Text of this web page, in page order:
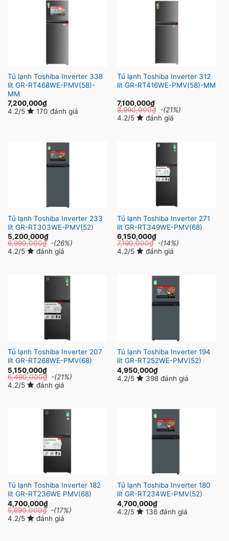
Tủ lạnh Toshiba Inverter 338
lít GR-RT468WE-PMV(58)-
MM
7,200,000₫
4.2/5
170 đánh giá
Tủ lạnh Toshiba Inverter 312
lít GR-RT416WE-PMV(58)-MM
7,100,000₫
8,990,000₫ -(21%)
4.2/5
đánh giá
Tủ lạnh Toshiba Inverter 233
lít GR-RT303WE-PMV(52)
5,200,000₫
6,990,000₫ -(26%)
4.2/5
đánh giá
Tủ lạnh Toshiba Inverter 271
lít GR-RT349WE-PMV(68)
6,150,000₫
7,190,000₫ -(14%)
4.2/5
đánh giá
Tủ lạnh Toshiba Inverter 207
lít GR-RT268WE-PMV(68)
5,150,000₫
6,490,000₫ -(21%)
4.2/5
đánh giá
Tủ lạnh Toshiba Inverter 194
lít GR-RT252WE-PMV(52)
4,950,000₫
4.2/5
398 đánh giá
Tủ lạnh Toshiba Inverter 182
lít GR-RT236WE PMV(68)
4,700,000₫
5,690,000₫ -(17%)
4.2/5
đánh giá
Tủ lạnh Toshiba Inverter 180
lít GR-RT234WE-PMV(52)
4,700,000₫
4.2/5
136 đánh giá